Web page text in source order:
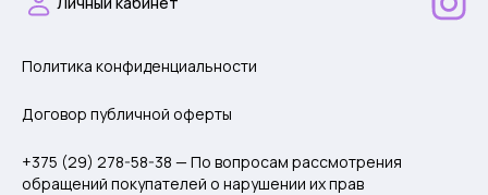
Политика конфиденциальности
Договор публичной оферты
+375 (29) 278-58-38 — По вопросам рассмотрения
обращений покупателей о нарушении их прав